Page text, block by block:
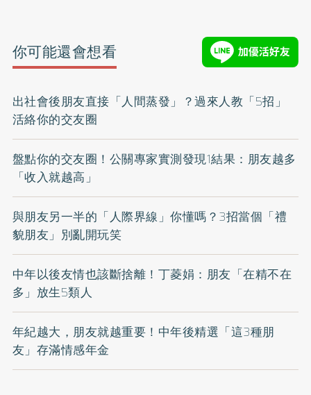
你可能還會想看
出社會後朋友直接「人間蒸發」？過來人教「5招」
活絡你的交友圈
盤點你的交友圈！公關專家實測發現1結果：朋友越多
「收入就越高」
與朋友另一半的「人際界線」你懂嗎？3招當個「禮
貌朋友」別亂開玩笑
中年以後友情也該斷捨離！丁菱娟：朋友「在精不在
多」放生5類人
年紀越大，朋友就越重要！中年後精選「這3種朋
友」存滿情感年金